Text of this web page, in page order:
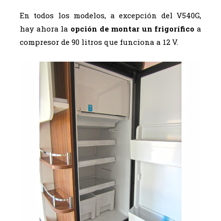
En todos los modelos, a excepción del V540G,
hay ahora la opción de montar un frigorífico a
compresor de 90 litros que funciona a 12 V.